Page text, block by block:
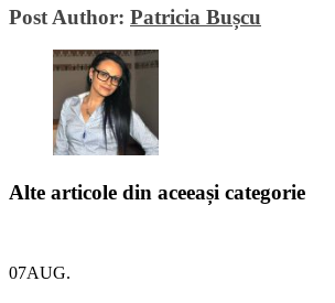
Post Author: Patricia Bușcu
Alte articole din aceeași categorie
07AUG.